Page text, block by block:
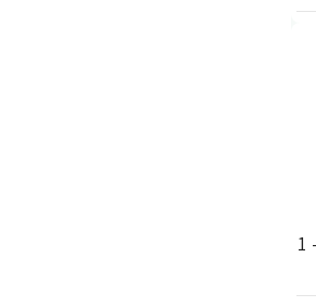
שיניים תינוקות 0-2 - 1